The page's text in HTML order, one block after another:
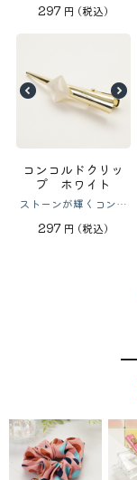
297 円 (税込)
コンコルドクリッ
プ ホワイト
ストーンが輝くコンコ
297 円 (税込)